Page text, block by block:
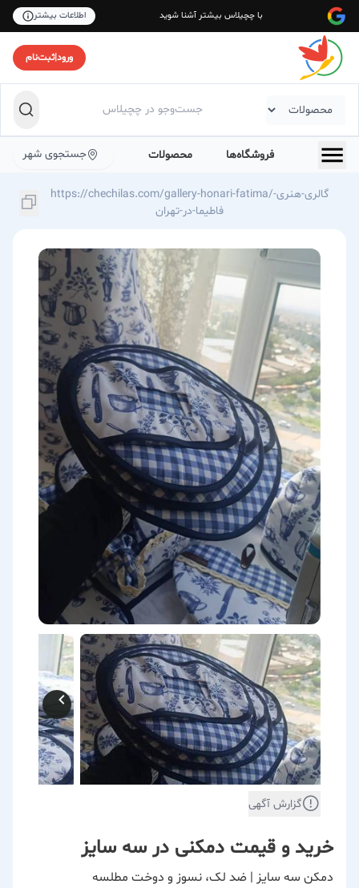
با چچیلاس بیشتر آشنا شوید اطلاعات بیشتر
ورود|ثبت‌نام
فروشگاه‌ها محصولات جستجوی شهر
https://chechilas.com/gallery-honari-fatima/گالری-هنری-
فاطیما-در-تهران
گزارش آگهی
خرید و قیمت دمکنی در سه سایز
دمکن سه سایز | ضد لک، نسوز و دوخت مطلسه